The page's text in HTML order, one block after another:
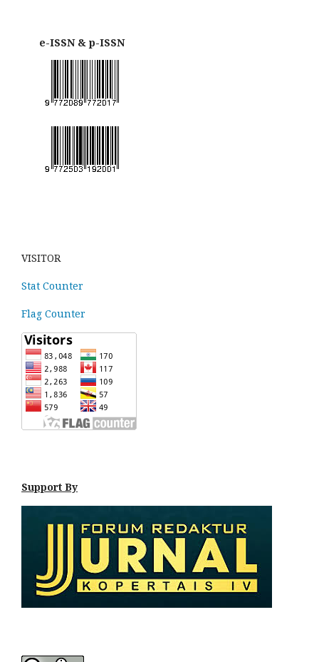
e-ISSN & p-ISSN
VISITOR
Stat Counter
Flag Counter
Support By